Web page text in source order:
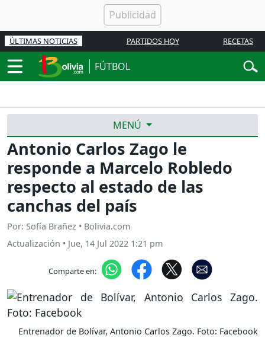
ÚLTIMAS NOTICIAS PARTIDOS HOY RECETAS
FÚTBOL
MENÚ
Antonio Carlos Zago le
responde a Marcelo Robledo
respecto al estado de las
canchas del país
Por: Sofía Brañez • Bolivia.com
Actualización • Jue, 14 Jul 2022 1:21 pm
Comparte en:
Entrenador de Bolívar, Antonio Carlos Zago. Foto: Facebook